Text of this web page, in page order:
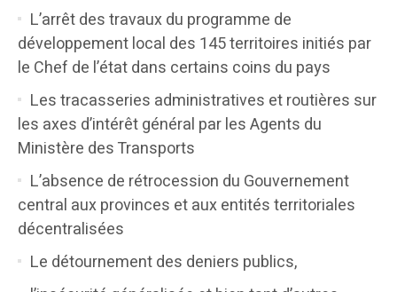
L’arrêt des travaux du programme de
développement local des 145 territoires initiés par
le Chef de l’état dans certains coins du pays
Les tracasseries administratives et routières sur
les axes d’intérêt général par les Agents du
Ministère des Transports
L’absence de rétrocession du Gouvernement
central aux provinces et aux entités territoriales
décentralisées
Le détournement des deniers publics,